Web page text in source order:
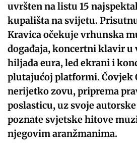
uvršten na listu 15
kupališta na svijetu.
Kravica očekuje vrhunska
događaja, koncertni klavir u
hiljada eura, led ekrani i
plutajućoj platformi. Čovjek
nerijetko zovu, priprema
poslasticu, uz svoje
poznate svjetske hitove
njegovim aranžmanima.